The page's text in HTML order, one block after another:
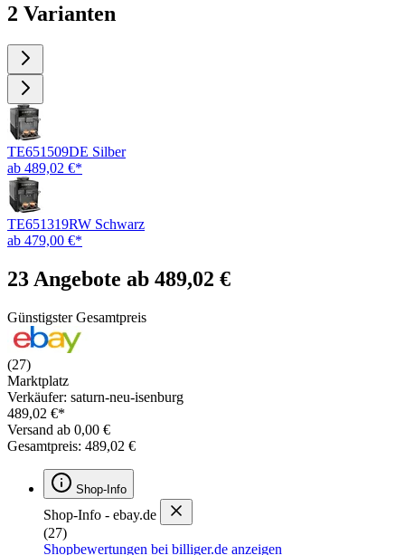
2 Varianten
TE651509DE Silber
ab 489,02 €*
TE651319RW Schwarz
ab 479,00 €*
23 Angebote ab 489,02 €
Günstigster Gesamtpreis
(27)
Marktplatz
Verkäufer: saturn-neu-isenburg
489,02 €*
Versand ab 0,00 €
Gesamtpreis: 489,02 €
Shop-Info
Shop-Info - ebay.de
(27)
Shopbewertungen bei billiger.de anzeigen